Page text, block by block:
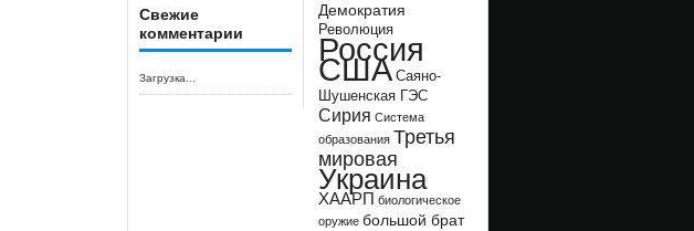
Свежие
комментарии
Загрузка...
Демократия
Революция
Россия
США Саяно-
Шушенская ГЭС
Сирия Система
образования Третья
мировая
Украина
ХААРП биологическое
оружие большой брат